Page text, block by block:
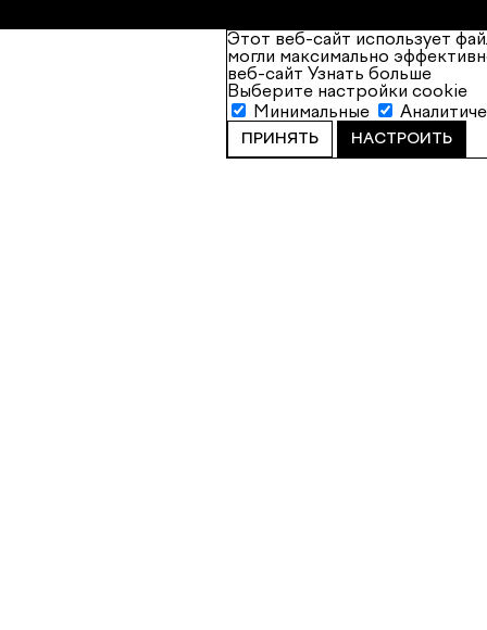
Этот веб-сайт использует
могли максимально
веб-сайт Узнать больше
Выберите настройки cookie
Минимальные
ПРИНЯТЬ НАСТРОИТЬ